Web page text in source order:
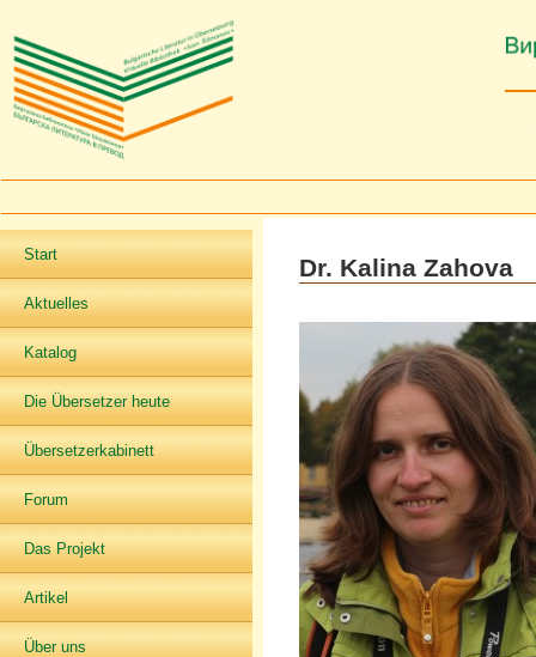
Start
Aktuelles
Katalog
Die Übersetzer heute
Übersetzerkabinett
Forum
Das Projekt
Artikel
Über uns
Dr. Kalina Zahova